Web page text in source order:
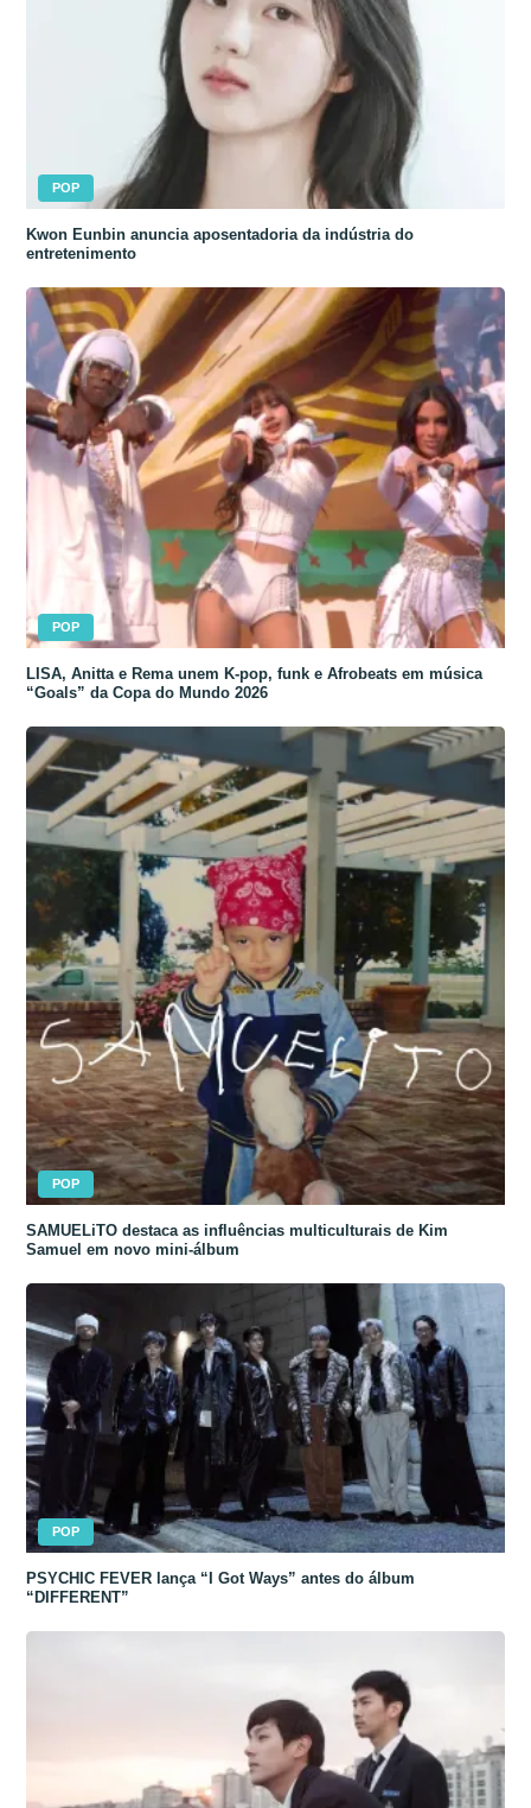
POP
Kwon Eunbin anuncia aposentadoria da indústria do
entretenimento
POP
LISA, Anitta e Rema unem K-pop, funk e Afrobeats em música
“Goals” da Copa do Mundo 2026
POP
SAMUELiTO destaca as influências multiculturais de Kim
Samuel em novo mini-álbum
POP
PSYCHIC FEVER lança “I Got Ways” antes do álbum
“DIFFERENT”